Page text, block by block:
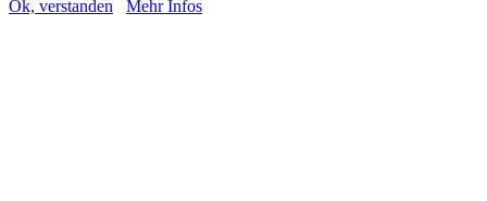
Ok, verstanden Mehr Infos